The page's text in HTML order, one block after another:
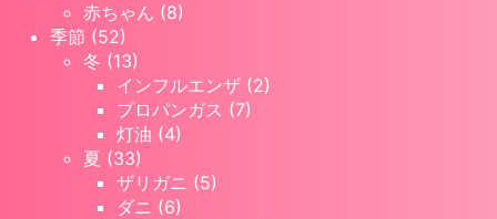
赤ちゃん (8)
季節 (52)
冬 (13)
インフルエンザ (2)
プロパンガス (7)
灯油 (4)
夏 (33)
ザリガニ (5)
ダニ (6)